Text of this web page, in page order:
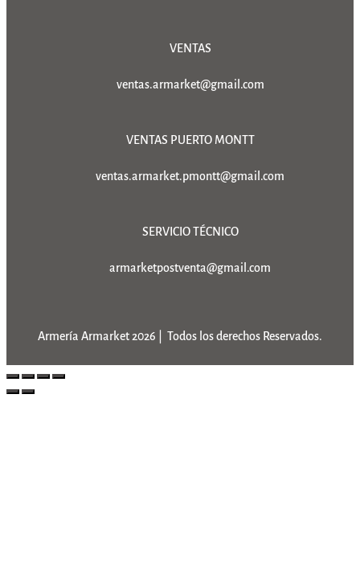
VENTAS
ventas.armarket@gmail.com
VENTAS PUERTO MONTT
ventas.armarket.pmontt@gmail.com
SERVICIO TÉCNICO
armarketpostventa@gmail.com
Armería Armarket 2026 | Todos los derechos Reservados.